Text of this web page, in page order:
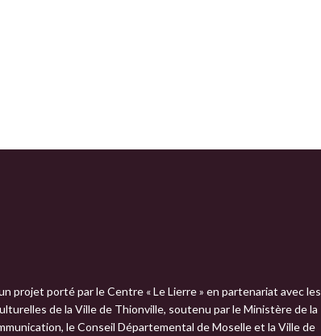
projet porté par le Centre « Le Lierre » en partenariat avec les
de la Ville de Thionville, soutenu par le Ministère de la
le Conseil Départemental de Moselle et la Ville de